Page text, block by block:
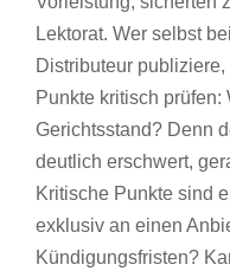
Lektorat. Wer selbst
Distributeur
Punkte kritisch prüfen:
Gerichtsstand? Denn
deutlich erschwert,
Kritische Punkte sind
exklusiv an einen
Kündigungsfristen?